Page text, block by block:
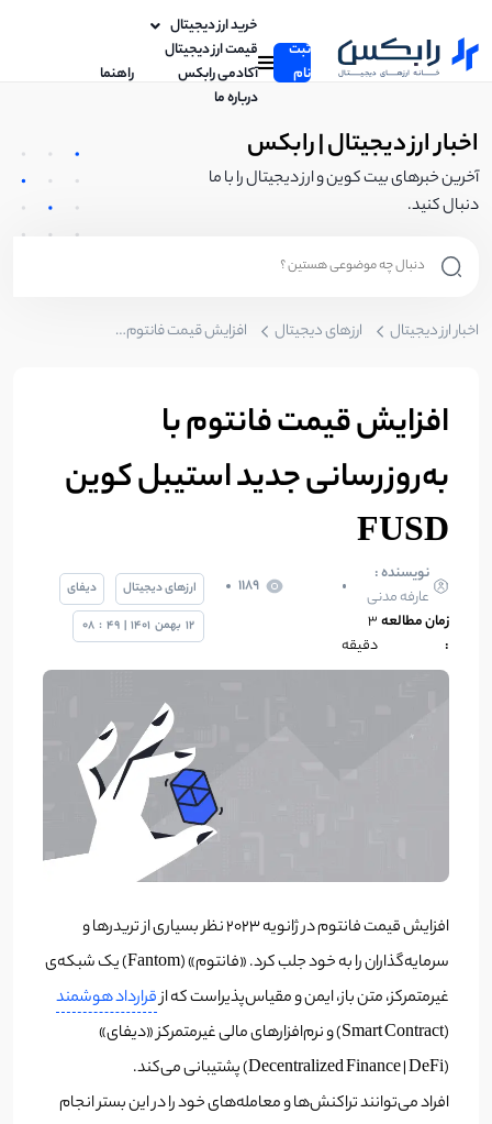
ثبت
نام
خرید ارز دیجیتال
قیمت ارز دیجیتال
آکادمی رابکس
راهنما
درباره ما
اخبار ارز دیجیتال | رابکس
آخرین خبرهای بیت کوین و ارز دیجیتال را با ما
دنبال کنید.
اخبار ارز دیجیتال ارزهای دیجیتال افزایش قیمت فانتوم با به‌روزرسانی جدید استیبل کوین FUSD
افزایش قیمت فانتوم با
به‌روزرسانی جدید استیبل کوین
FUSD
نویسنده :
عارفه مدنی
1189
زمان مطالعه
:
۳
دقیقه
ارزهای دیجیتال
دیفای
12 بهمن 1401
|
49
:
08
افزایش قیمت فانتوم در ژانویه 2023 نظر بسیاری از تریدرها و
سرمایه‌گذاران را به خود جلب کرد. «فانتوم» (Fantom) یک شبکه‌ی
غیرمتمرکز، متن باز، ایمن و مقیاس‌پذیراست که ازقرارداد هوشمند
(Smart Contract) و نرم‌افزارهای مالی غیرمتمرکز «دیفای»
(Decentralized Finance | DeFi) پشتیبانی می‌کند.
افراد می‌توانند تراکنش‌ها و معامله‌های خود را در این بستر انجام